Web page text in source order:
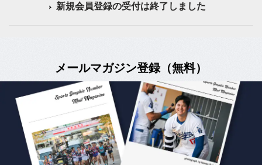
新規会員登録の受付は終了しました
メールマガジン登録（無料）